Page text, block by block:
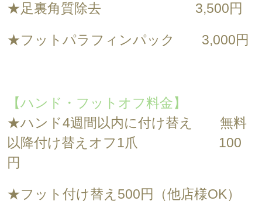
★足裏角質除去 3,500円
★フットパラフィンパック 3,000円
【ハンド・フットオフ料金】
★ハンド4週間以内に付け替え 無料
以降付け替えオフ1爪 100
円
★フット付け替え500円（他店様OK）